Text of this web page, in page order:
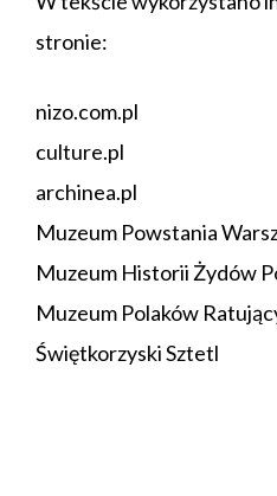
stronie:
nizo.com.pl
culture.pl
archinea.pl
Muzeum Powstania
Muzeum Historii Żydów
Muzeum Polaków
Świętkorzyski Sztetl